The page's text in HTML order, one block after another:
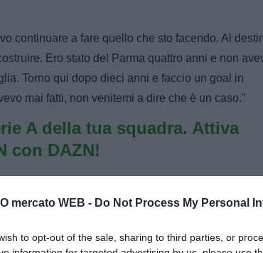
mercato WEB - Do Not Process My Personal
to opt-out of the sale, sharing to third parties, or
continuare a fare quello che sto facendo. Al
Ero stato del Parma quattro anni e non
Torno qui dopo dieci anni e faccio un goal in
mai fatti, non venitemi a dire che è un caso."
A della tua squadra. Attiva
con DAZN!